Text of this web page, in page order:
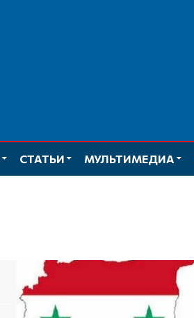
СТАТЬИ МУЛЬТИМЕДИА